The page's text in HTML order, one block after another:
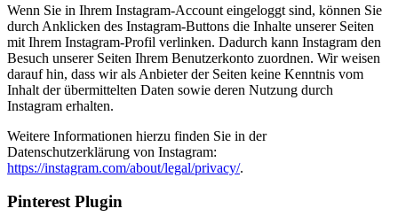
Wenn Sie in Ihrem Instagram-Account eingeloggt sind, können Sie
durch Anklicken des Instagram-Buttons die Inhalte unserer Seiten
mit Ihrem Instagram-Profil verlinken. Dadurch kann Instagram den
Besuch unserer Seiten Ihrem Benutzerkonto zuordnen. Wir weisen
darauf hin, dass wir als Anbieter der Seiten keine Kenntnis vom
Inhalt der übermittelten Daten sowie deren Nutzung durch
Instagram erhalten.
Weitere Informationen hierzu finden Sie in der
Datenschutzerklärung von Instagram:
https://instagram.com/about/legal/privacy/.
Pinterest Plugin